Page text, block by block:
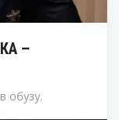
–
обузу.